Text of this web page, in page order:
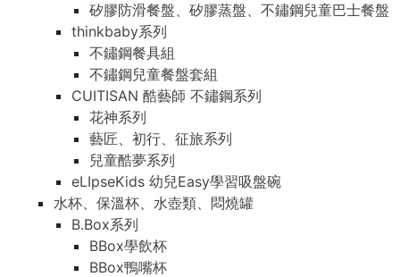
矽膠防滑餐盤、矽膠蒸盤、不鏽鋼兒童巴士餐盤
thinkbaby系列
不鏽鋼餐具組
不鏽鋼兒童餐盤套組
CUITISAN 酷藝師 不鏽鋼系列
花神系列
藝匠、初行、征旅系列
兒童酷夢系列
eLIpseKids 幼兒Easy學習吸盤碗
水杯、保溫杯、水壺類、悶燒罐
B.Box系列
BBox學飲杯
BBox鴨嘴杯